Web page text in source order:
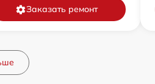
Заказать ремонт